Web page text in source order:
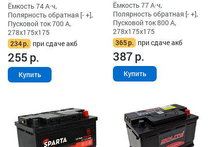
Ёмкость 74 А·ч,
Полярность обратная [- +],
Пусковой ток 700 А,
278x175x175
234р. при сдаче акб
255р.
Купить
Ёмкость 77 А·ч,
Полярность обратная [- +],
Пусковой ток 800 А,
278x175x175
365р. при сдаче акб
387р.
Купить